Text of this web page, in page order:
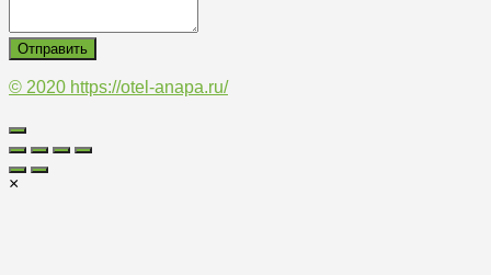
Отправить
© 2020 https://otel-anapa.ru/
×